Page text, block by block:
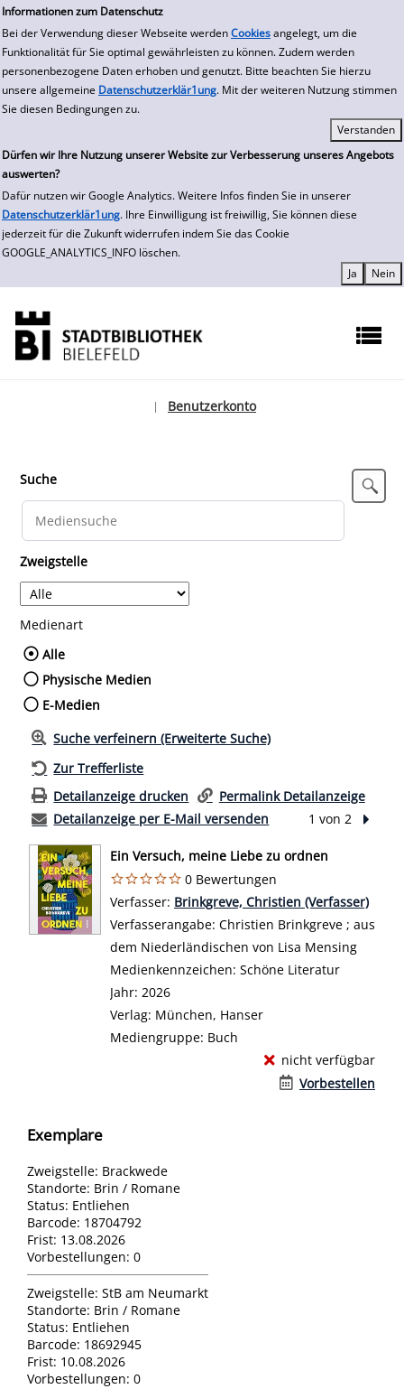
Informationen zum Datenschutz
Bei der Verwendung dieser Webseite werden Cookies angelegt, um die
Funktionalität für Sie optimal gewährleisten zu können. Zudem werden
personenbezogene Daten erhoben und genutzt. Bitte beachten Sie hierzu
unsere allgemeine Datenschutzerklär1ung. Mit der weiteren Nutzung stimmen
Sie diesen Bedingungen zu.
Dürfen wir Ihre Nutzung unserer Website zur Verbesserung unseres Angebots
auswerten?
Dafür nutzen wir Google Analytics. Weitere Infos finden Sie in unserer
Datenschutzerklär1ung. Ihre Einwilligung ist freiwillig, Sie können diese
jederzeit für die Zukunft widerrufen indem Sie das Cookie
GOOGLE_ANALYTICS_INFO löschen.
zur Navigation springen
zum Inhalt springen
Zur Detailanzeige springen
Benutzerkonto
Suche
Zweigstelle
Medienart
Wählen Sie die Medienart nach der Sie
Alle
Physische Medien
E-Medien
Suche verfeinern (Erweiterte Suche)
Zur Trefferliste
Detailanzeige drucken
Permalink Detailanzeige
Detailanzeige per E-Mail versenden
1 von 2
Ein Versuch, meine Liebe zu ordnen
0 Bewertungen
Verfasser: Suche nach diesem Verfasser
Brinkgreve, Christien (Verfasser)
Verfasserangabe: Christien Brinkgreve ; aus
dem Niederländischen von Lisa Mensing
Medienkennzeichen: Schöne Literatur
Jahr: 2026
Verlag: München, Hanser
Mediengruppe: Buch
nicht verfügbar
Vorbestellen
Exemplare
Zweigstelle: Brackwede
Standorte: Brin / Romane
Status: Entliehen
Barcode: 18704792
Frist: 13.08.2026
Vorbestellungen: 0
Zweigstelle: StB am Neumarkt
Standorte: Brin / Romane
Status: Entliehen
Barcode: 18692945
Frist: 10.08.2026
Vorbestellungen: 0